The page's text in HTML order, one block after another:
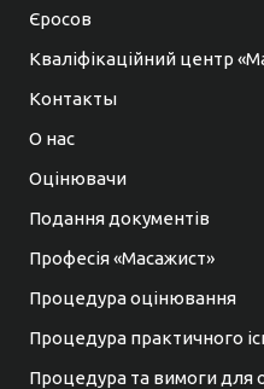
Єросов
Кваліфікаційний центр
Контакты
О нас
Оцінювачи
Подання документів
Професія «Масажист»
Процедура оцінювання
Процедура практичного
Процедура та вимоги для